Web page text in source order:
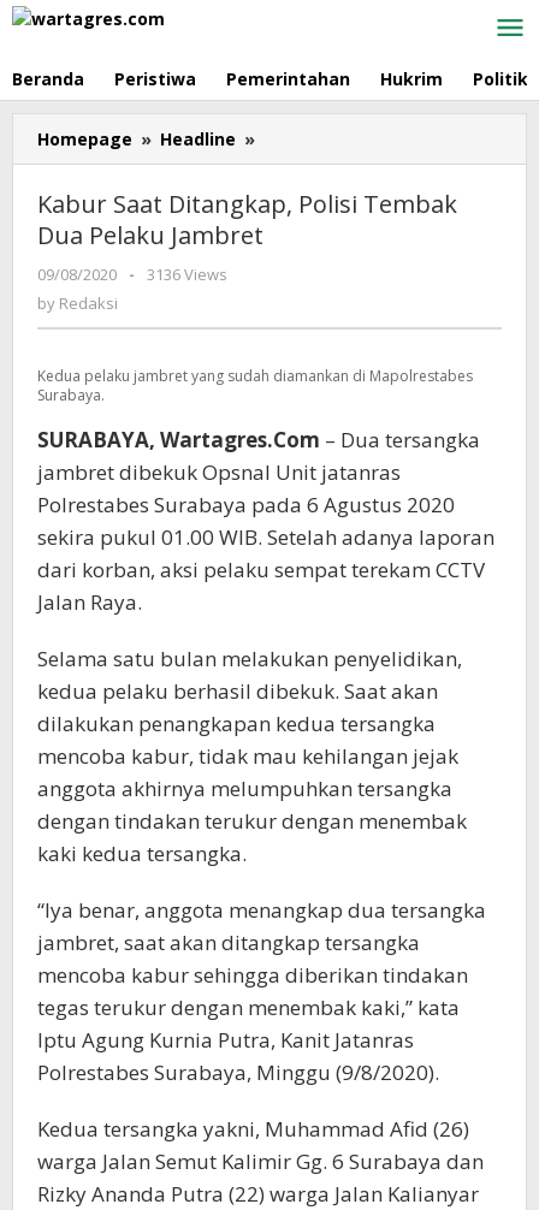
Skip
Beranda Peristiwa Pemerintahan Hukrim Politik
Homepage » Headline »
Saat
Ditangkap,
Polisi
Tembak
Kabur Saat Ditangkap, Polisi Tembak
Dua Pelaku Jambret
09/08/2020
by
-
3136 Views
by Redaksi
Kedua pelaku jambret yang sudah diamankan di Mapolrestabes
Surabaya.
SURABAYA, Wartagres.Com – Dua tersangka
jambret dibekuk Opsnal Unit jatanras
Polrestabes Surabaya pada 6 Agustus 2020
sekira pukul 01.00 WIB. Setelah adanya laporan
dari korban, aksi pelaku sempat terekam CCTV
Jalan Raya.
Selama satu bulan melakukan penyelidikan,
kedua pelaku berhasil dibekuk. Saat akan
dilakukan penangkapan kedua tersangka
mencoba kabur, tidak mau kehilangan jejak
anggota akhirnya melumpuhkan tersangka
dengan tindakan terukur dengan menembak
kaki kedua tersangka.
“Iya benar, anggota menangkap dua tersangka
jambret, saat akan ditangkap tersangka
mencoba kabur sehingga diberikan tindakan
tegas terukur dengan menembak kaki,” kata
Iptu Agung Kurnia Putra, Kanit Jatanras
Polrestabes Surabaya, Minggu (9/8/2020).
Kedua tersangka yakni, Muhammad Afid (26)
warga Jalan Semut Kalimir Gg. 6 Surabaya dan
Rizky Ananda Putra (22) warga Jalan Kalianyar